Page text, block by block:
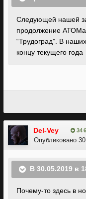
Следующей нашей
продолжение
“Трудоград”. В
концу текущего года
Del-Vey 34
Опубликовано
В 30.05.2019 в
Почему-то здесь в